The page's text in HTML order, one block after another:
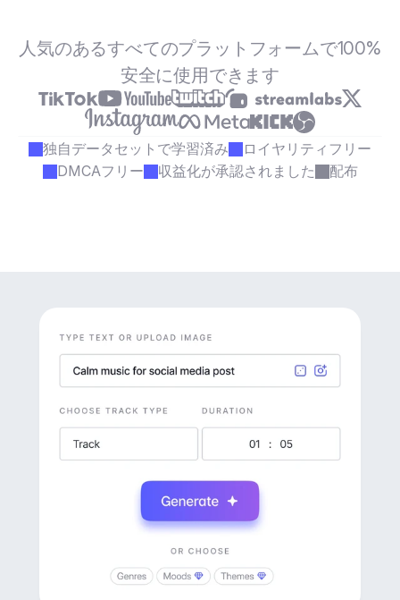
人気のあるすべてのプラットフォームで100%
安全に使用できます
独自データセットで学習済み
ロイヤリティフリー
DMCAフリー
収益化が承認されました 配布